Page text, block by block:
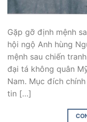
Gặp gỡ định mệnh
hội ngộ Anh hùng
mệnh sau chiến
đại tá không quân
Nam. Mục đích
tin […]